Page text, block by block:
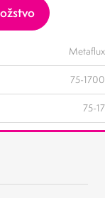
Metaflux
75-1700
75-17